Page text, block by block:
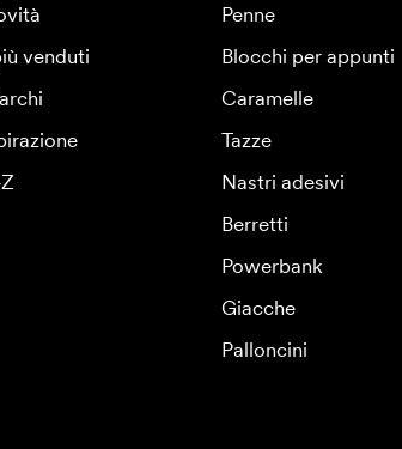
venduti
Penne
Blocchi per appunti
Caramelle
Tazze
Nastri adesivi
Berretti
Powerbank
Giacche
Palloncini